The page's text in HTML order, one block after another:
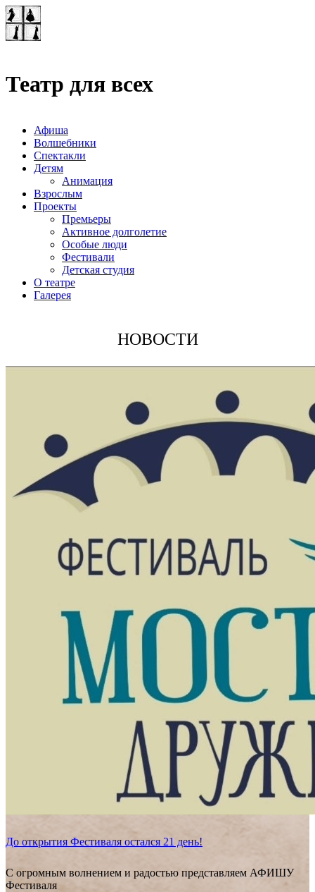
Театр для всех
Афиша
Волшебники
Спектакли
Детям
Анимация
Взрослым
Проекты
Премьеры
Активное долголетие
Особые люди
Фестивали
Детская студия
О театре
Галерея
НОВОСТИ
До открытия Фестиваля остался 21 день!
С огромным волнением и радостью представляем АФИШУ
Фестиваля